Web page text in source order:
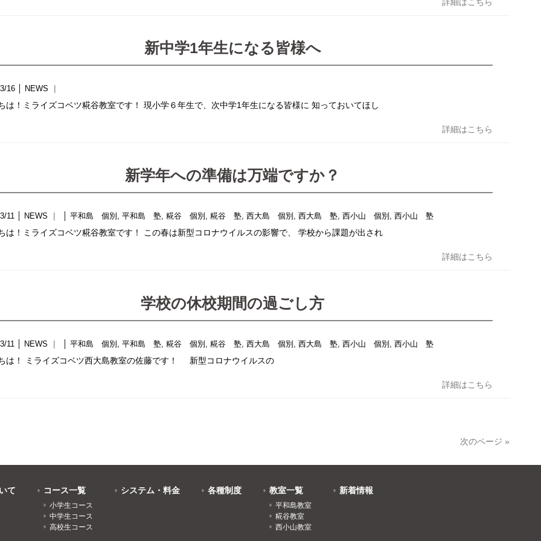
新中学1年生になる皆様へ
16│ NEWS
は！ミライズコベツ糀谷教室です！ 現小学６年生で、次中学1年生になる皆様に 知っておいてほし
詳細はこちら
新学年への準備は万端ですか？
11│ NEWS │平和島 個別 ,平和島 塾,糀谷 個別 ,糀谷 塾,西大島 個別 ,西大島 塾,西小山 個別 ,西小山 塾
は！ミライズコベツ糀谷教室です！ この春は新型コロナウイルスの影響で、 学校から課題が出され
詳細はこちら
学校の休校期間の過ごし方
11 NEWS │平和島 個別 ,平和島 塾 ,糀谷 個別 ,糀谷 塾 ,西大島 個別 ,西大島 塾 ,西小山 個別 ,西小山 塾
は！ ミライズコベツ西大島教室の佐藤です！ 新型コロナウイルスの
詳細はこちら
次のページ »
て コース一覧
小学生コース
中学生コース
高校生コース
システム・料金 各種制度 教室一覧
平和島教室
糀谷教室
西小山教室
新着情報